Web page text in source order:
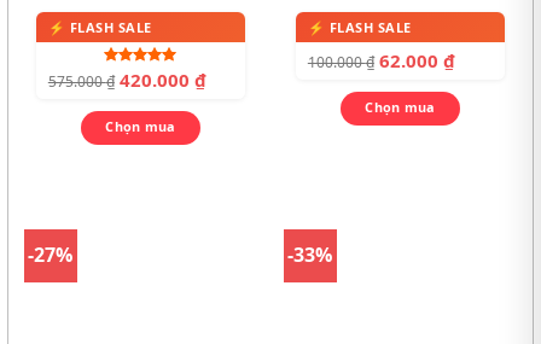
Được xếp
hạng5.00
575.000₫ 420.000 ₫
Chọn mua
100.000₫ 62.000 ₫
Chọn mua
-27% -33%